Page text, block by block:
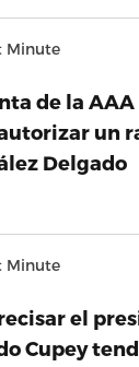
Minute
de la
un
Delgado
Minute
el
Cupey